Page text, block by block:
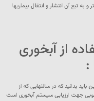
آن انتشار و انتقال بیماریها
از آبخوری
:
بدانید که در سالنهایی که از
جهت ارزیابی سیستم آبخوری است